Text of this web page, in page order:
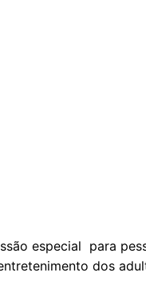
especial para
dos